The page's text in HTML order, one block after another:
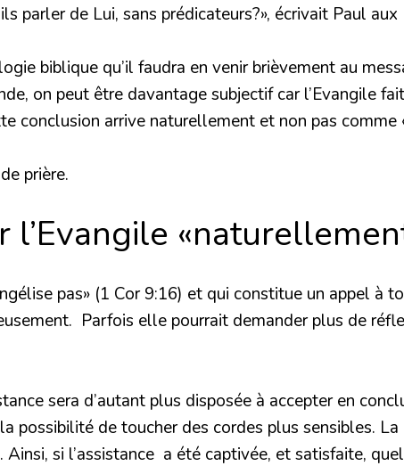
parler de Lui, sans prédicateurs?», écrivait Paul
biblique qu’il faudra en venir brièvement au
on peut être davantage subjectif car l’Evangile
conclusion arrive naturellement et non pas comme
prière.
pas» (1 Cor 9:16) et qui constitue un appel à
Parfois elle pourrait demander plus de
sera d’autant plus disposée à accepter en
possibilité de toucher des cordes plus sensibles.
si l’assistance a été captivée, et satisfaite,